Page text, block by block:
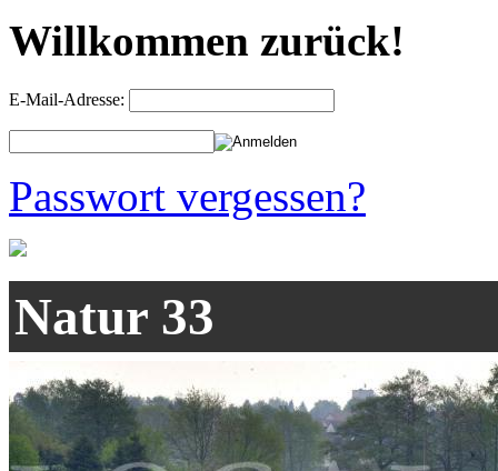
Willkommen zurück!
E-Mail-Adresse:
Passwort vergessen?
Natur 33